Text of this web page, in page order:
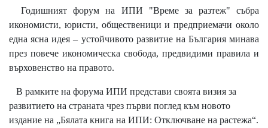
Годишният форум на ИПИ "Време за разтеж" събра
икономисти, юристи, общественици и предприемачи около
една ясна идея – устойчивото развитие на България минава
през повече икономическа свобода, предвидими правила и
върховенство на правото.
В рамките на форума ИПИ представи своята визия за
развитието на страната чрез първи поглед към новото
издание на „Бялата книга на ИПИ: Отключване на растежа“.